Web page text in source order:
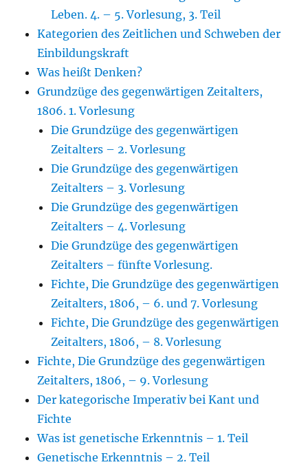
Leben. 4. – 5. Vorlesung, 3. Teil
Kategorien des Zeitlichen und Schweben der
Einbildungskraft
Was heißt Denken?
Grundzüge des gegenwärtigen Zeitalters,
1806. 1. Vorlesung
Die Grundzüge des gegenwärtigen
Zeitalters – 2. Vorlesung
Die Grundzüge des gegenwärtigen
Zeitalters – 3. Vorlesung
Die Grundzüge des gegenwärtigen
Zeitalters – 4. Vorlesung
Die Grundzüge des gegenwärtigen
Zeitalters – fünfte Vorlesung.
Fichte, Die Grundzüge des gegenwärtigen
Zeitalters, 1806, – 6. und 7. Vorlesung
Fichte, Die Grundzüge des gegenwärtigen
Zeitalters, 1806, – 8. Vorlesung
Fichte, Die Grundzüge des gegenwärtigen
Zeitalters, 1806, – 9. Vorlesung
Der kategorische Imperativ bei Kant und
Fichte
Was ist genetische Erkenntnis – 1. Teil
Genetische Erkenntnis – 2. Teil